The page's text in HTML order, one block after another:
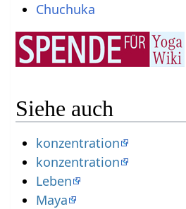
Chuchuka
Siehe auch
konzentration
konzentration
Leben
Maya